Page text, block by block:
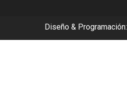
Diseño & Programación: